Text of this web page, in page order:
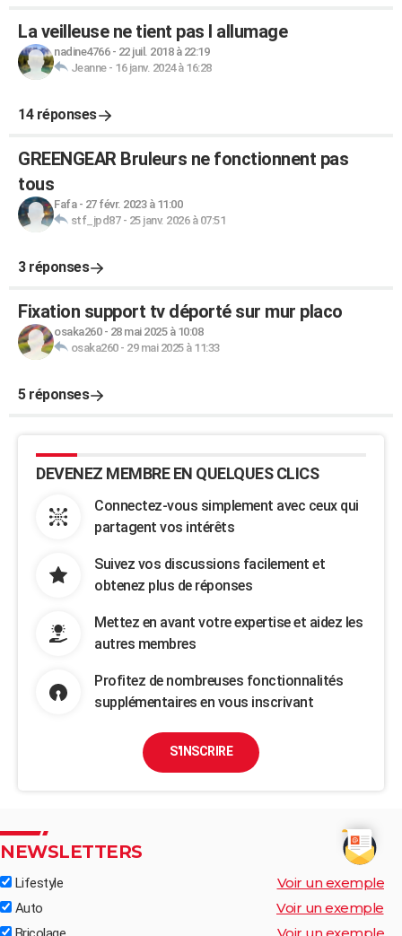
La veilleuse ne tient pas l allumage
nadine4766- 22 juil. 2018 à 22:19
Jeanne- 16 janv. 2024 à 16:28
14 réponses
GREENGEAR Bruleurs ne fonctionnent pas
tous
Fafa- 27 févr. 2023 à 11:00
stf_jpd87- 25 janv. 2026 à 07:51
3 réponses
Fixation support tv déporté sur mur placo
osaka260- 28 mai 2025 à 10:08
osaka260- 29 mai 2025 à 11:33
5 réponses
DEVENEZ MEMBRE EN QUELQUES CLICS
Connectez-vous simplement avec ceux qui
partagent vos intérêts
Suivez vos discussions facilement et
obtenez plus de réponses
Mettez en avant votre expertise et aidez les
autres membres
Profitez de nombreuses fonctionnalités
supplémentaires en vous inscrivant
S'INSCRIRE
NEWSLETTERS
Lifestyle Voir un exemple
Auto Voir un exemple